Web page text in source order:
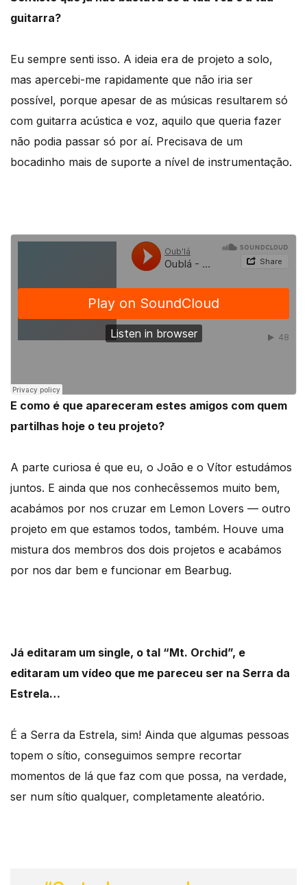
guitarra?
Eu sempre senti isso. A ideia era de projeto a solo,
mas apercebi-me rapidamente que não iria ser
possível, porque apesar de as músicas resultarem só
com guitarra acústica e voz, aquilo que queria fazer
não podia passar só por aí. Precisava de um
bocadinho mais de suporte a nível de instrumentação.
E como é que apareceram estes amigos com quem
partilhas hoje o teu projeto?
A parte curiosa é que eu, o João e o Vítor estudámos
juntos. E ainda que nos conhecêssemos muito bem,
acabámos por nos cruzar em Lemon Lovers — outro
projeto em que estamos todos, também. Houve uma
mistura dos membros dos dois projetos e acabámos
por nos dar bem e funcionar em Bearbug.
Já editaram um single, o tal “Mt. Orchid”, e
editaram um vídeo que me pareceu ser na Serra da
Estrela…
É a Serra da Estrela, sim! Ainda que algumas pessoas
topem o sítio, conseguimos sempre recortar
momentos de lá que faz com que possa, na verdade,
ser num sítio qualquer, completamente aleatório.